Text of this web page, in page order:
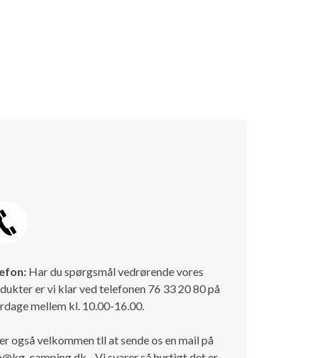
Har du spørgsmål vedrørende vores
er vi klar ved telefonen 76 33 20 80 på
mellem kl. 10.00-16.00.
også velkommen tll at sende os en mail på